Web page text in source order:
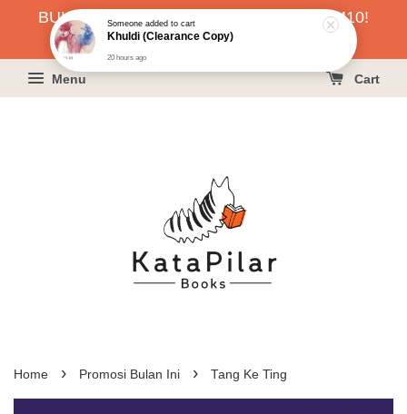
BUKU HARGA RAHMAH SERENDAH RM10!
KLIK SINI UNTUK PESAN!
Menu Cart
Home › Promosi Bulan Ini › Tang Ke Ting
Someoneadded to cart
Khuldi (Clearance Copy)
20 hours ago